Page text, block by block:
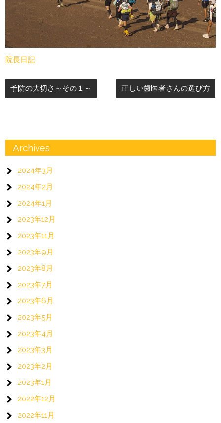
院長日記
投
稿
ゲ
ー
シ
ョ
ン
予防の大切さ～その１～ 正しい歯医者さんの選び方
Archives
2024年3月
2024年2月
2024年1月
2023年12月
2023年11月
2023年9月
2023年8月
2023年7月
2023年6月
2023年5月
2023年4月
2023年3月
2023年2月
2023年1月
2022年12月
2022年11月